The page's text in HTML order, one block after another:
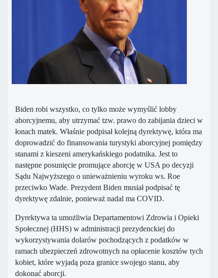
Biden robi wszystko, co tylko może wymyślić lobby
aborcyjnemu, aby utrzymać tzw. prawo do zabijania dzieci w
łonach matek. Właśnie podpisał kolejną dyrektywę, która ma
doprowadzić do finansowania turystyki aborcyjnej pomiędzy
stanami z kieszeni amerykańskiego podatnika. Jest to
następne posunięcie promujące aborcję w USA po decyzji
Sądu Najwyższego o unieważnieniu wyroku ws. Roe
przeciwko Wade. Prezydent Biden musiał podpisać tę
dyrektywę zdalnie, ponieważ nadal ma COVID.
Dyrektywa ta umożliwia Departamentowi Zdrowia i Opieki
Społecznej (HHS) w administracji prezydenckiej do
wykorzystywania dolarów pochodzących z podatków w
ramach ubezpieczeń zdrowotnych na opłacenie kosztów tych
kobiet, które wyjadą poza granice swojego stanu, aby
dokonać aborcji.